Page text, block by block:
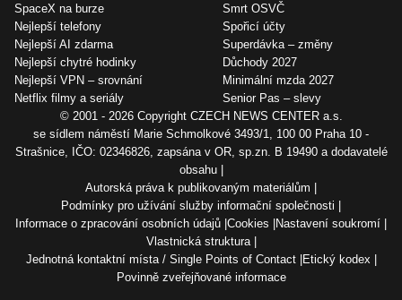
SpaceX na burze
Nejlepší telefony
Nejlepší AI zdarma
Nejlepší chytré hodinky
Nejlepší VPN – srovnání
Netflix filmy a seriály
Smrt OSVČ
Spořicí účty
Superdávka – změny
Důchody 2027
Minimální mzda 2027
Senior Pas – slevy
© 2001 - 2026 Copyright CZECH NEWS CENTER a.s.
se sídlem náměstí Marie Schmolkové 3493/1, 100 00 Praha 10 -
Strašnice, IČO: 02346826, zapsána v OR, sp.zn. B 19490 a dodavatelé
obsahu
Autorská práva k publikovaným materiálům
Podmínky pro užívání služby informační společnosti
Informace o zpracování osobních údajů Cookies Nastavení soukromí
Vlastnická struktura
Jednotná kontaktní místa / Single Points of Contact Etický kodex
Povinně zveřejňované informace